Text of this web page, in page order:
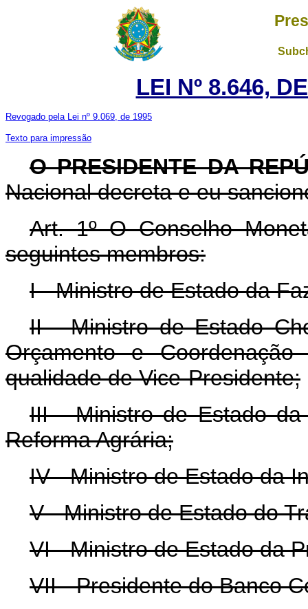
LEI Nº 8.646,
Revogado pela Lei nº 9.069, de 1995
Texto para impressão
O PRESIDENTE DA
Nacional decreta e eu
Art. 1º O Conselho
seguintes membros:
I - Ministro de Estado da
II - Ministro de Estado
Orçamento e
qualidade de Vice-Presidente;
III - Ministro de Estado da
Reforma Agrária;
IV - Ministro de Estado da
V - Ministro de Estado do
VI - Ministro de Estado da
VII - Presidente do Banco